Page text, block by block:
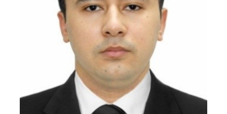
1. Hujjatlar (bakalavr) (5) 2. Hujjatlar (magistr) (4)
4. Suhbat (magistr) (5)
8. Bakalavriat kvotasi (3)
✉️ Adminga yozish